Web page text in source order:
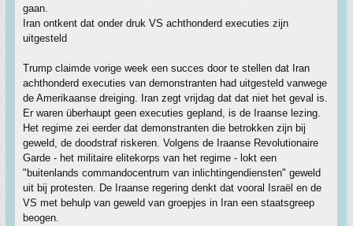
gaan.
Iran ontkent dat onder druk VS achthonderd executies zijn
uitgesteld
Trump claimde vorige week een succes door te stellen dat Iran
achthonderd executies van demonstranten had uitgesteld vanwege
de Amerikaanse dreiging. Iran zegt vrijdag dat dat niet het geval is.
Er waren überhaupt geen executies gepland, is de Iraanse lezing.
Het regime zei eerder dat demonstranten die betrokken zijn bij
geweld, de doodstraf riskeren. Volgens de Iraanse Revolutionaire
Garde - het militaire elitekorps van het regime - lokt een
"buitenlands commandocentrum van inlichtingendiensten" geweld
uit bij protesten. De Iraanse regering denkt dat vooral Israël en de
VS met behulp van geweld van groepjes in Iran een staatsgreep
beogen.